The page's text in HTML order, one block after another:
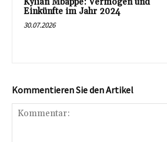
Einkünfte im Jahr 2024
30.07.2026
Kommentieren Sie den Artikel